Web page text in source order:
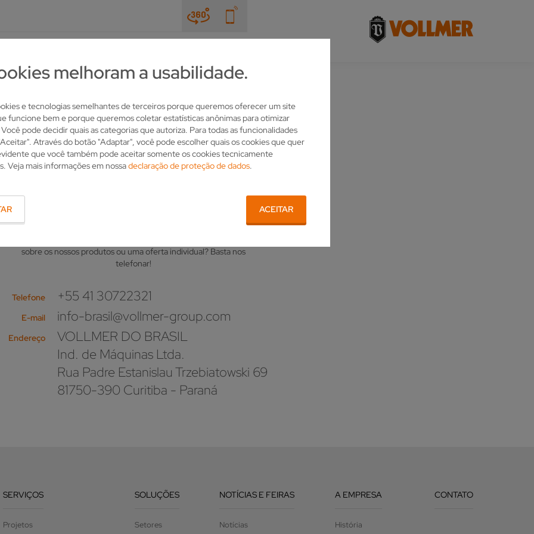
melhoram a usabilidade.
e tecnologias semelhantes de terceiros porque queremos oferecer um site
funcione bem e porque queremos coletar estatísticas anônimas para otimizar
pode decidir quais as categorias que autoriza. Para todas as funcionalidades
Através do botão "Adaptar", você pode escolher quais os cookies que quer
que você também pode aceitar somente os cookies tecnicamente
Veja mais informações em nossadeclaração de proteção de dados.
ACEITAR
ROTATIVAS
sobre os nossos produtos ou uma oferta individual? Basta nos
telefonar!
Telefone +55 41 30722321
E-mail info-brasil@vollmer-group.com
Endereço
VOLLMER DO BRASIL
Ind. de Máquinas Ltda.
Rua Padre Estanislau Trzebiatowski 69
81750-390 Curitiba - Paraná
SERVIÇOS
Projetos
SOLUÇÕES
Setores
NOTÍCIAS E FEIRAS
Notícias
A EMPRESA
História
CONTATO